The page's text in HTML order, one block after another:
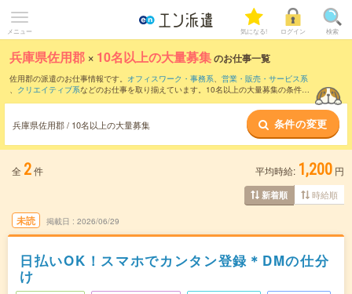
メニュー 気になる! ログイン 検索
兵庫県佐用郡 × 10名以上の大量募集のお仕事一覧
佐用郡の派遣のお仕事情報です。 オフィスワーク・事務系、 営業・販売・サービス系
、 クリエイティブ系などのお仕事を取り揃えています。10名以上の大量募集の条件の
兵庫県佐用郡 / 10名以上の大量募集 条件の変更
全 2件 平均時給: 1,200 円
新着順 時給順
未読 掲載日 2026/06/29
日払いOK！スマホでカンタン登録＊DMの仕分
け